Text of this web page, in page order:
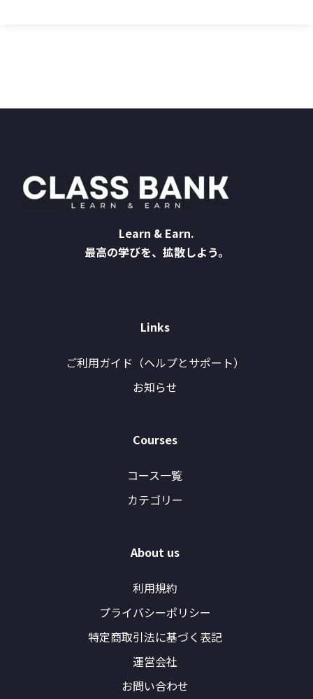
Learn & Earn.
最高の学びを、拡散しよう。
Links
ご利用ガイド（ヘルプとサポート）
お知らせ
Courses
コース一覧
カテゴリー
About us
利用規約
プライバシーポリシー
特定商取引法に基づく表記
運営会社
お問い合わせ